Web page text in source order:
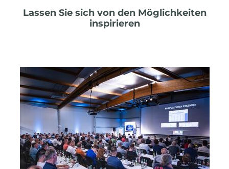
Lassen Sie sich von den Möglichkeiten
inspirieren